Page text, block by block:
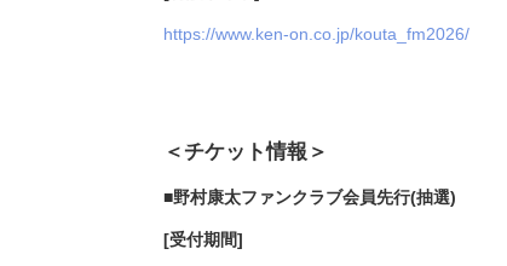
https://www.ken-on.co.jp/kouta_fm2026/
＜チケット情報＞
■野村康太ファンクラブ会員先行(抽選)
[受付期間]